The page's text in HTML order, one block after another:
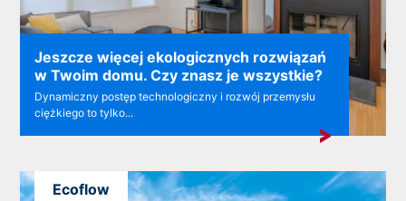
Jeszcze więcej ekologicznych rozwiązań
w Twoim domu. Czy znasz je wszystkie?
Dynamiczny postęp technologiczny i rozwój przemysłu
ciężkiego to tylko...
Ecoflow